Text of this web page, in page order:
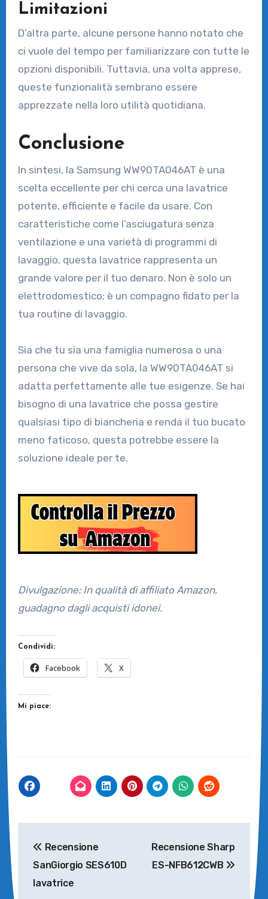
Limitazioni
D’altra parte, alcune persone hanno notato che
ci vuole del tempo per familiarizzare con tutte le
opzioni disponibili. Tuttavia, una volta apprese,
queste funzionalità sembrano essere
apprezzate nella loro utilità quotidiana.
Conclusione
In sintesi, la Samsung WW90TA046AT è una
scelta eccellente per chi cerca una lavatrice
potente, efficiente e facile da usare. Con
caratteristiche come l’asciugatura senza
ventilazione e una varietà di programmi di
lavaggio, questa lavatrice rappresenta un
grande valore per il tuo denaro. Non è solo un
elettrodomestico; è un compagno fidato per la
tua routine di lavaggio.
Sia che tu sia una famiglia numerosa o una
persona che vive da sola, la WW90TA046AT si
adatta perfettamente alle tue esigenze. Se hai
bisogno di una lavatrice che possa gestire
qualsiasi tipo di biancheria e renda il tuo bucato
meno faticoso, questa potrebbe essere la
soluzione ideale per te.
Divulgazione: In qualità di affiliato Amazon,
guadagno dagli acquisti idonei.
Condividi:
Facebook X
Mi piace:
articoli
Recensione
SanGiorgio SES610D
lavatrice
Recensione Sharp
ES-NFB612CWB